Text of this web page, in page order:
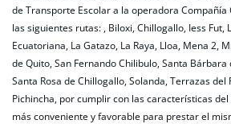
de Transporte Escolar a la operadora Compañía
las siguientes rutas: , Biloxi, Chillogallo, Iess Fut,
Ecuatoriana, La Gatazo, La Raya, Lloa, Mena 2,
de Quito, San Fernando Chilibulo, Santa Bárbara
Santa Rosa de Chillogallo, Solanda, Terrazas del
Pichincha, por cumplir con las características
más conveniente y favorable para prestar el